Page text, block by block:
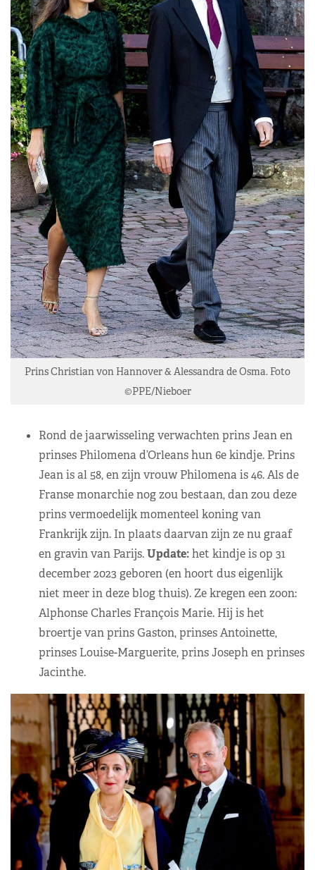
Prins Christian von Hannover & Alessandra de Osma. Foto
©PPE/Nieboer
Rond de jaarwisseling verwachten prins Jean en
prinses Philomena d’Orleans hun 6e kindje. Prins
Jean is al 58, en zijn vrouw Philomena is 46. Als de
Franse monarchie nog zou bestaan, dan zou deze
prins vermoedelijk momenteel koning van
Frankrijk zijn. In plaats daarvan zijn ze nu graaf
en gravin van Parijs.Update:het kindje is op 31
december 2023 geboren (en hoort dus eigenlijk
niet meer in deze blog thuis). Ze kregen een zoon:
Alphonse Charles François Marie. Hij is het
broertje van prins Gaston, prinses Antoinette,
prinses Louise-Marguerite, prins Joseph en prinses
Jacinthe.